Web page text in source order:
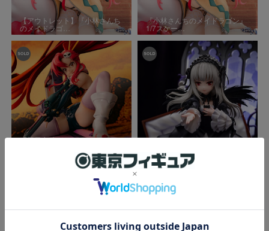
【アウトレット】『小林さんち
のメイドラゴ…
『小林さんちのメイドラゴン』
1/7スケー…
『天元突破グレンラガン』スケ TVアニメ『ローゼンメイデ